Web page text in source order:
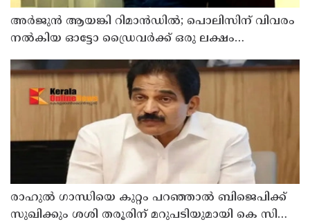
അര്‍ജുന്‍ ആയങ്കി റിമാന്‍ഡില്‍; പൊലിസിന് വിവരം
നൽകിയ ഓട്ടോ ഡ്രൈവർക്ക് ഒരു ലക്ഷം
രാഹുല്‍ ഗാന്ധിയെ കുറ്റം പറഞ്ഞാല്‍ ബിജെപിക്ക്
സുഖിക്കും ശശി തരൂരിന് മറുപടിയുമായി കെ സി